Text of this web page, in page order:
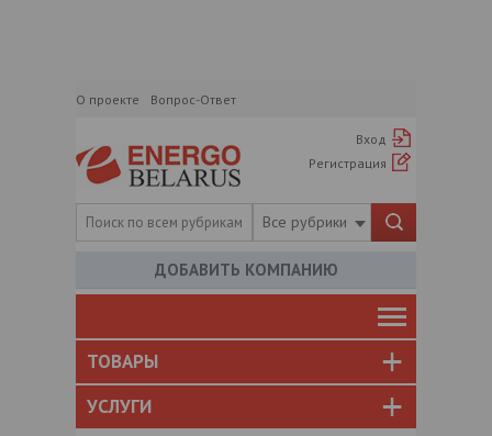
О проекте Вопрос-Ответ
Вход
Регистрация
Все рубрики
ДОБАВИТЬ КОМПАНИЮ
ТОВАРЫ
УСЛУГИ